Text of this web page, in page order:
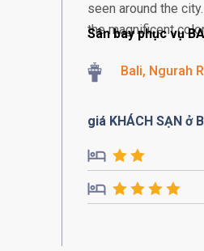
seen around the
the magnificent
Sân bay phục vụ
Bali, Ngurah
giá KHÁCH SẠN ở